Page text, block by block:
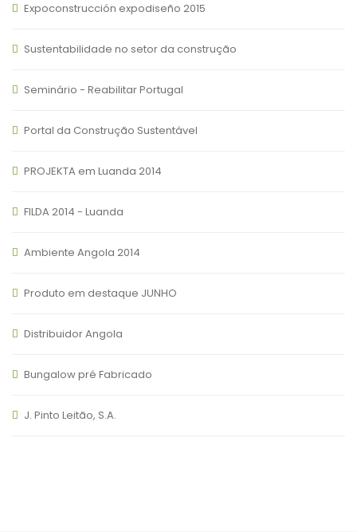
Expoconstrucción expodiseño 2015
Sustentabilidade no setor da construção
Seminário - Reabilitar Portugal
Portal da Construção Sustentável
PROJEKTA em Luanda 2014
FILDA 2014 - Luanda
Ambiente Angola 2014
Produto em destaque JUNHO
Distribuidor Angola
Bungalow pré Fabricado
J. Pinto Leitão, S.A.